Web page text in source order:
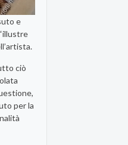
e
ciò
per la